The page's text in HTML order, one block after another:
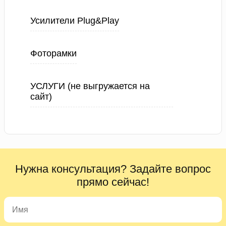
Усилители Plug&Play
Фоторамки
УСЛУГИ (не выгружается на
сайт)
Нужна консультация? Задайте вопрос
прямо сейчас!